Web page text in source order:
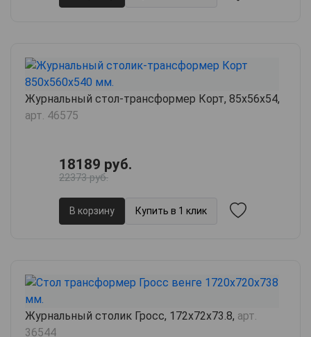
Журнальный стол-трансформер Корт, 85х56х54,
арт. 46575
18189 руб.
22373 руб.
В корзину Купить в 1 клик
Журнальный столик Гросс, 172х72х73.8, арт.
36544